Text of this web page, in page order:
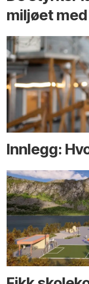
miljøet
Innlegg: